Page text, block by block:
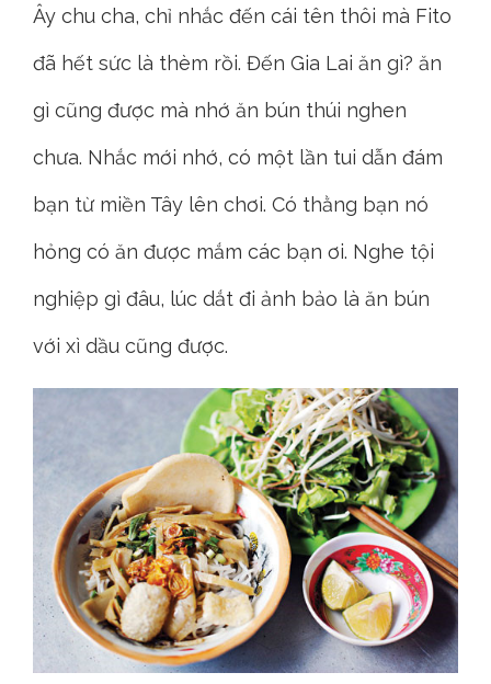
Ây chu cha, chỉ nhắc đến cái tên thôi mà Fito
đã hết sức là thèm rồi. Đến Gia Lai ăn gì? ăn
gì cũng được mà nhớ ăn bún thúi nghen
chưa. Nhắc mới nhớ, có một lần tui dẫn đám
bạn từ miền Tây lên chơi. Có thằng bạn nó
hỏng có ăn được mắm các bạn ơi. Nghe tội
nghiệp gì đâu, lúc dắt đi ảnh bảo là ăn bún
với xì dầu cũng được.